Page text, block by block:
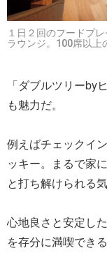
１日２回のフードプ
ラウンジ。100席以上
「ダブルツリーby
も魅力だ。
例えばチェックイ
ッキー。まるで家
と打ち解けられる気
心地良さと安定し
を存分に満喫できる